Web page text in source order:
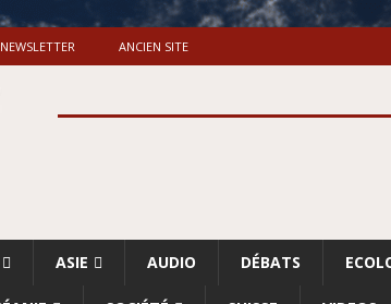
NEWSLETTER ANCIEN SITE
ASIE AUDIO DÉBATS